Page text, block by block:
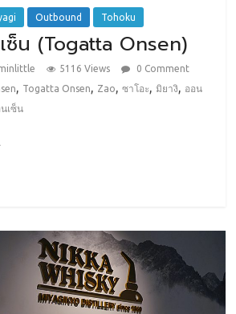
Outbound Tohoku
ซ็น (Togatta Onsen)
5116 Views
0 Comment
, Togatta Onsen, Zao,ซาโอะ,มิยางิ, ออน
เซ็น